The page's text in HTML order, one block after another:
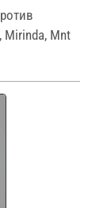
Mirinda, Mnt